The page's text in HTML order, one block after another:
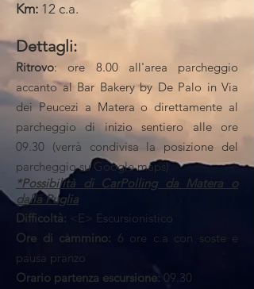
Km: 12 c.a.
Dettagli:
Ritrovo: ore 8.00 all'area parcheggio
accanto al Bar Bakery by De Palo in Via
dei Peucezi a Matera o direttamente al
parcheggio di inizio sentiero alle ore
09.30 (verrà condivisa la posizione del
parcheggio su Google maps)
*Possibilità di CarPolling da Matera o
dalla Puglia
Difficoltà: <E> Escursionistico
Ore di cammino: 6 ore c.a con soste e
pausa pranzo
Orario partenza escursione: 09.30